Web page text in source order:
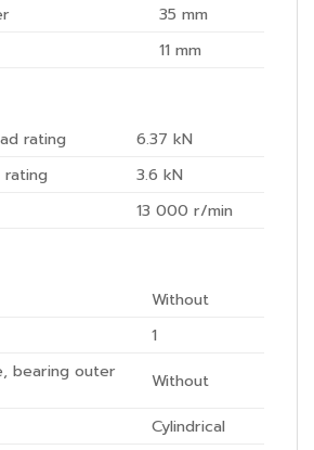
35 mm
11 mm
rating 6.37 kN
3.6 kN
13 000 r/min
Without
1
bearing outer
Without
Cylindrical